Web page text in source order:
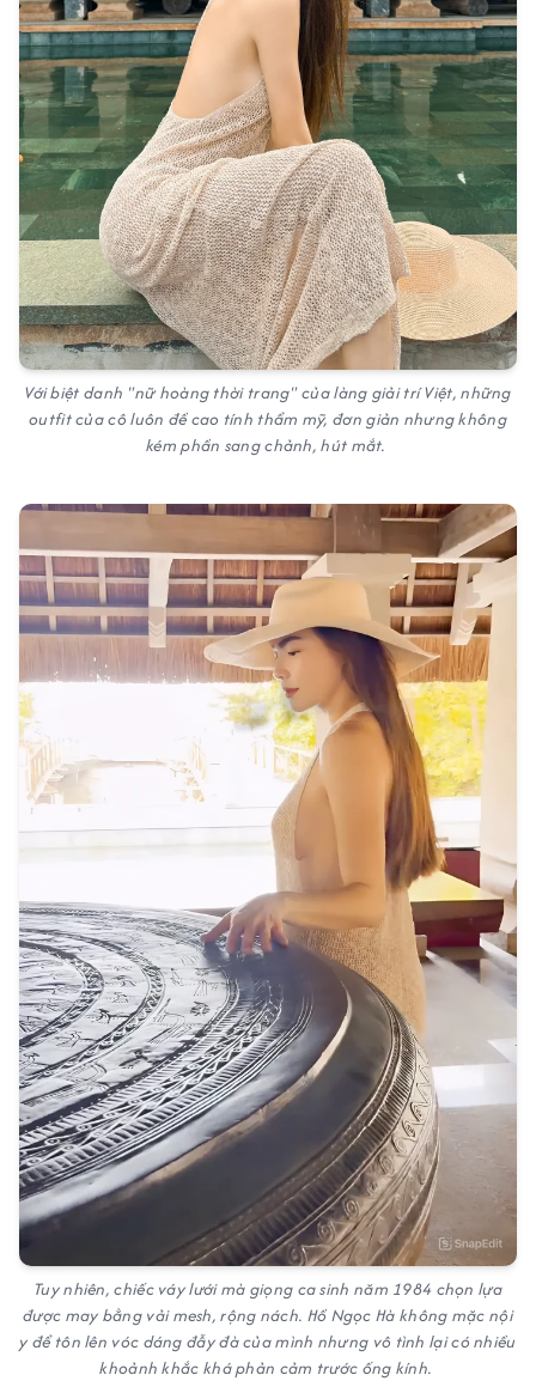
Với biệt danh "nữ hoàng thời trang" của làng giải trí Việt, những
outfit của cô luôn đề cao tính thẩm mỹ, đơn giản nhưng không
kém phần sang chảnh, hút mắt.
Tuy nhiên, chiếc váy lưới mà giọng ca sinh năm 1984 chọn lựa
được may bằng vải mesh, rộng nách. Hồ Ngọc Hà không mặc nội
y để tôn lên vóc dáng đẫy đà của mình nhưng vô tình lại có nhiều
khoảnh khắc khá phản cảm trước ống kính.